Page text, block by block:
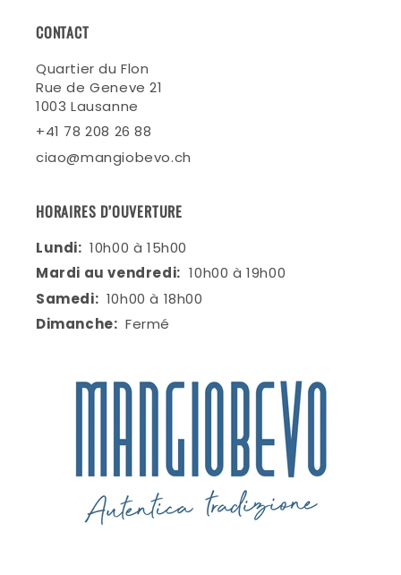
CONTACT
Quartier du Flon
Rue de Geneve 21
1003 Lausanne
+41 78 208 26 88
ciao@mangiobevo.ch
HORAIRES D’OUVERTURE
Lundi: 10h00 à 15h00
Mardi au vendredi: 10h00 à 19h00
Samedi: 10h00 à 18h00
Dimanche: Fermé